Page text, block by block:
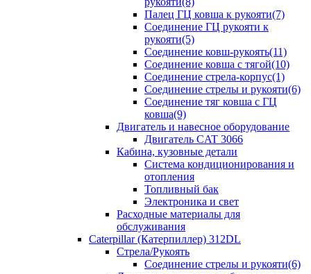
Палец ГЦ ковша к рукояти(7)
Соединение ГЦ рукояти к
рукояти(5)
Соединение ковш-рукоять(11)
Соединение ковша с тягой(10)
Соединение стрела-корпус(1)
Соединение стрелы и рукояти(6)
Соединение тяг ковша с ГЦ
ковша(9)
Двигатель и навесное оборудование
Двигатель CAT 3066
Кабина, кузовные детали
Система кондиционирования и
отопления
Топливный бак
Электроника и свет
Расходные материалы для
обслуживания
Caterpillar (Катерпиллер) 312DL
Стрела/Рукоять
Соединение стрелы и рукояти(6)